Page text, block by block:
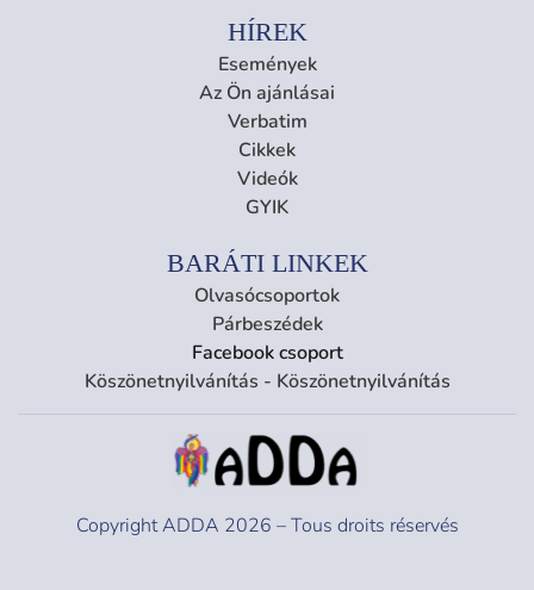
HÍREK
Események
Az Ön ajánlásai
Verbatim
Cikkek
Videók
GYIK
BARÁTI LINKEK
Olvasócsoportok
Párbeszédek
Facebook csoport
Köszönetnyilvánítás - Köszönetnyilvánítás
Copyright ADDA 2026 – Tous droits réservés